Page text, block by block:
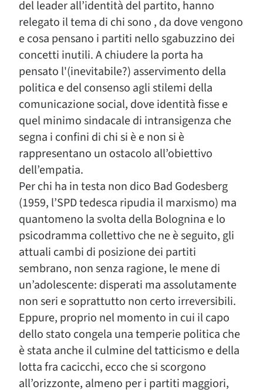
del leader all’identità del partito, hanno
relegato il tema di chi sono , da dove vengono
e cosa pensano i partiti nello sgabuzzino dei
concetti inutili. A chiudere la porta ha
pensato l'(inevitabile?) asservimento della
politica e del consenso agli stilemi della
comunicazione social, dove identità fisse e
quel minimo sindacale di intransigenza che
segna i confini di chi si è e non si è
rappresentano un ostacolo all’obiettivo
dell’empatia.
Per chi ha in testa non dico Bad Godesberg
(1959, l’SPD tedesca ripudia il marxismo) ma
quantomeno la svolta della Bolognina e lo
psicodramma collettivo che ne è seguito, gli
attuali cambi di posizione dei partiti
sembrano, non senza ragione, le mene di
un’adolescente: disperati ma assolutamente
non seri e soprattutto non certo irreversibili.
Eppure, proprio nel momento in cui il capo
dello stato congela una temperie politica che
è stata anche il culmine del tatticismo e della
lotta fra cacicchi, ecco che si scorgono
all’orizzonte, almeno per i partiti maggiori,